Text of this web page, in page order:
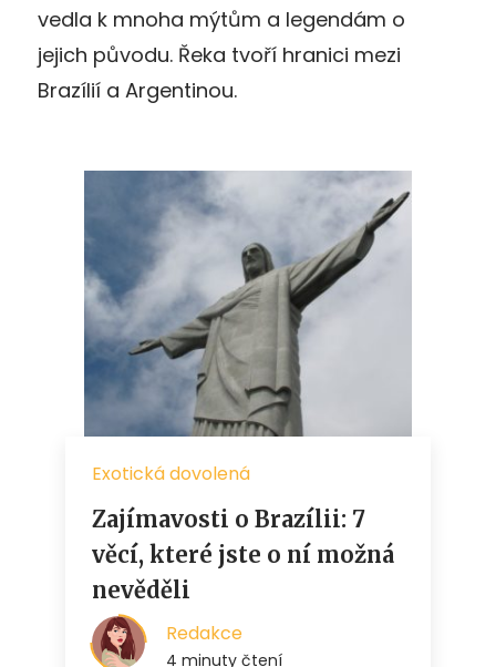
vedla k mnoha mýtům a legendám o
jejich původu. Řeka tvoří hranici mezi
Brazílií a Argentinou.